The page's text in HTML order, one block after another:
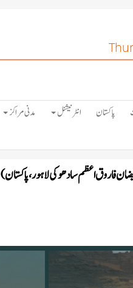
پاکستان انٹرنیشنل مدنی مراکز
فاروق اعظم سادھوکی لاہور ،پاکستان)